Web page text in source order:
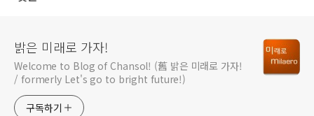
밝은 미래로 가자!
Welcome to Blog of Chansol! (舊 밝은 미래로 가자!
/ formerly Let's go to bright future!)
구독하기